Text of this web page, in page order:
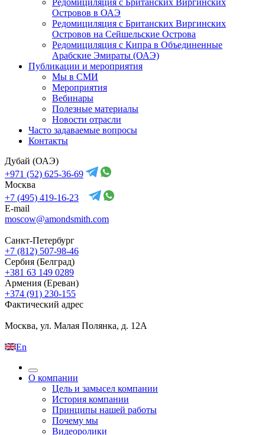
Редомициляция с Британских Виргинских
Островов в ОАЭ
Редомициляция с Британских Виргинских
Островов на Сейшельские Острова
Редомициляция с Кипра в Объединенные
Арабские Эмираты (ОАЭ)
Публикации и мероприятия
Мы в СМИ
Мероприятия
Вебинары
Полезные материалы
Новости отрасли
Часто задаваемые вопросы
Контакты
Дубай (ОАЭ)
+971 (52) 625-36-69
Москва
+7 (495) 419-16-23
E-mail
moscow@amondsmith.com
Санкт-Петербург
+7 (812) 507-98-46
Сербия (Белград)
+381 63 149 0289
Армения (Ереван)
+374 (91) 230-155
Фактический адрес
Москва, ул. Малая Полянка, д. 12А
En
О компании
Цель и замысел компании
История компании
Принципы нашей работы
Почему мы
Видеоролики